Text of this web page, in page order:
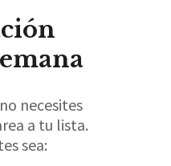
necesites
a tu lista.
sea: